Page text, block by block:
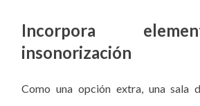
Incorpora
insonorización
Como una opción extra, una sala